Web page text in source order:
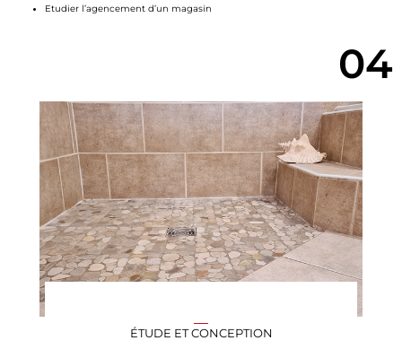
Etudier l’agencement d’un magasin
04
ÉTUDE ET CONCEPTION